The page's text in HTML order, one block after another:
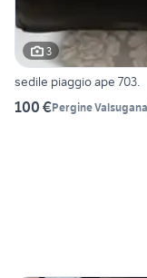
3
sedile piaggio ape 703.
100 €Pergine Valsugana